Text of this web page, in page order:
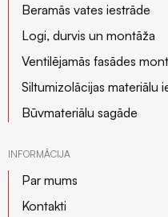
Beramās vates iestrāde
Logi, durvis un montāža
Ventilējamās fasādes
Siltumizolācijas materiālu
Būvmateriālu sagāde
INFORMĀCIJA
Par mums
Kontakti